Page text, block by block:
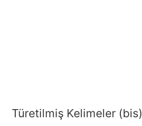
Türetilmiş Kelimeler (bis)